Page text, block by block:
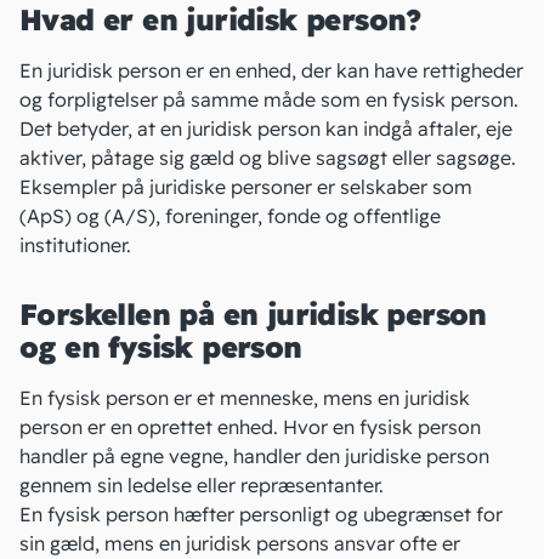
Hvad er en juridisk person?
En juridisk person er en enhed, der kan have rettigheder
og forpligtelser på samme måde som en fysisk person.
Det betyder, at en juridisk person kan indgå aftaler, eje
aktiver, påtage sig gæld og blive sagsøgt eller sagsøge.
Eksempler på juridiske personer er selskaber som
(ApS) og (A/S), foreninger, fonde og offentlige
institutioner.
Forskellen på en juridisk person
og en fysisk person
En fysisk person er et menneske, mens en juridisk
person er en oprettet enhed. Hvor en fysisk person
handler på egne vegne, handler den juridiske person
gennem sin ledelse eller repræsentanter.
En fysisk person hæfter personligt og ubegrænset for
sin gæld, mens en juridisk persons ansvar ofte er